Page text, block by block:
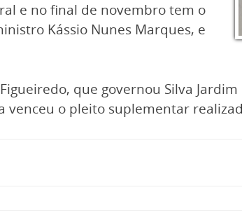
e no final de novembro tem o
Kássio Nunes Marques, e
que governou Silva
o pleito suplementar